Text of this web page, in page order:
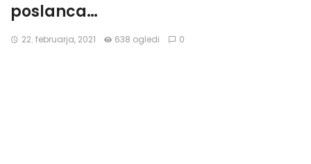
poslanca…
22. februarja, 2021 638 ogledi 0